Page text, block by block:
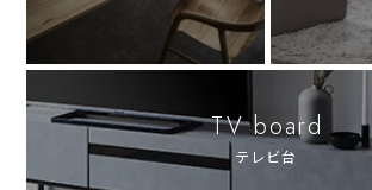
TV board
テレビ台